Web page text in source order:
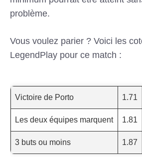
problème.
Vous voulez parier ? Voici les
LegendPlay pour ce match :
Victoire de Porto 1.71
Les deux équipes marquent 1.81
3 buts ou moins 1.87